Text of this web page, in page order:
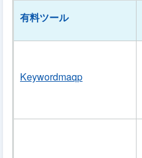
有料ツール
Keywordmaqp